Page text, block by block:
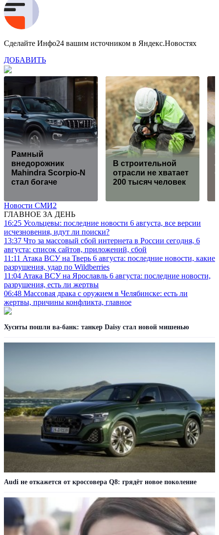
Сделайте Инфо24 вашим источником в Яндекс.Новостях
ДОБАВИТЬ
Рамный
внедорожник
Mahindra Scorpio-N
стал богаче
В строительной
отрасли не хватает
200 тысяч человек
Новости СМИ2
ГЛАВНОЕ ЗА ДЕНЬ
16:25 Усольцевы: последние новости 6 августа, все версии
исчезновения, идут ли поиски?
13:37 Что за массовый сбой интернета в России сегодня, 6
августа: список сайтов, приложений, сбой
11:11 Атака ВСУ на Тверь 6 августа: последние новости, какие
разрушения, удар по Wildberries
11:04 Атака ВСУ на Ярославль 6 августа: последние новости,
разрушения, есть ли жертвы
06:48 Массовая драка с оружием в Челябинске: есть ли
жертвы, причины конфликта, главное
Хуситы пошли ва-банк: танкер Daisy стал новой мишенью
Audi не откажется от кроссовера Q8: грядёт новое поколение